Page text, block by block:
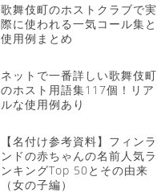
歌舞伎町のホストクラブで実
際に使われる一気コール集と
使用例まとめ
ネットで一番詳しい歌舞伎町
のホスト用語集117個！リア
ルな使用例あり
【名付け参考資料】フィンラ
ンドの赤ちゃんの名前人気ラ
ンキングTop 50とその由来
（女の子編）